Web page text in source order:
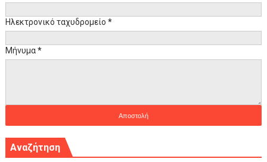
Ηλεκτρονικό ταχυδρομείο *
Μήνυμα*
Αναζήτηση